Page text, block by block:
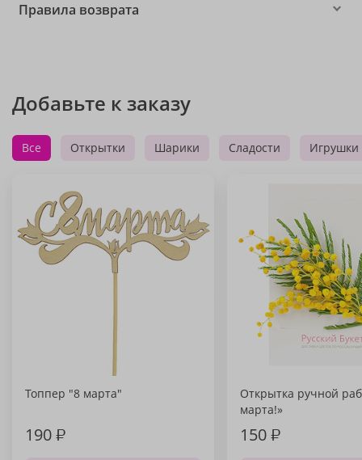
Правила возврата
Добавьте к заказу
Все Открытки Шарики Сладости Игрушки
Топпер "8 марта"
190₽
Открытка ручной
марта!»
150₽